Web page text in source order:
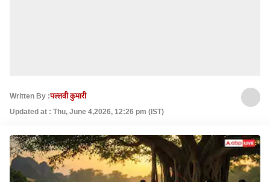
Written By :पल्लवी कुमारी
Updated at : Thu, June 4,2026, 12:26 pm (IST)